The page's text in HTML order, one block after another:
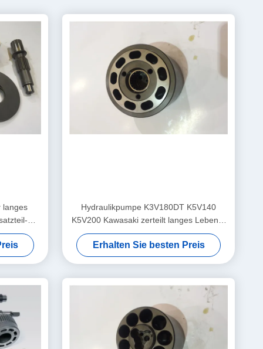
langes
Hydraulikpumpe K3V180DT K5V140
K5V200 Kawasaki zerteilt langes Lebens-
langlebiges Gut
Erhalten Sie besten Preis